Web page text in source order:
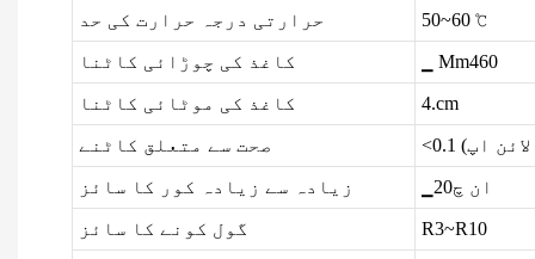
حرارتی درجہ حرارت کی حد 50~60 ℃
کاغذ کی چوڑائی کاٹنا ▁ Mm460
کاغذ کی موٹائی کاٹنا 4.cm
صحت سے متعلق کاٹنے لائن اپ)
زیادہ سے زیادہ کور کا سائز ▁ان چ20
گول کونے کا سائز R3~R10